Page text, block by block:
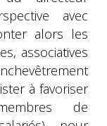
avec
alors les
associatives
à favoriser
de